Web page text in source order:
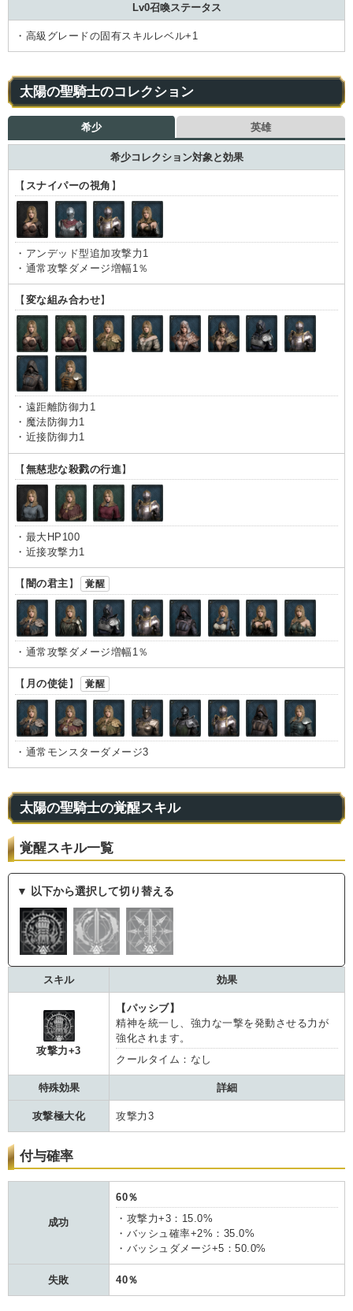
Lv0召喚ステータス
・高級グレードの固有スキルレベル+1
太陽の聖騎士のコレクション
希少 英雄
希少コレクション対象と効果
【 スナイパーの視角 】
・アンデッド型追加攻撃力1
・通常攻撃ダメージ増幅1％
【 変な組み合わせ】
・遠距離防御力1
・魔法防御力1
・近接防御力1
【 無慈悲な殺戮の行進】
・最大HP100
・近接攻撃力1
【 闇の君主 】 覚醒
・通常攻撃ダメージ増幅1％
【 月の使徒 】 覚醒
・通常モンスターダメージ3
太陽の聖騎士の覚醒スキル
覚醒スキル一覧
▼ 以下から選択して切り替える
スキル 効果
攻撃力+3
【パッシブ】
精神を統一し、強力な一撃を発動させる力が
強化されます。
クールタイム：なし
特殊効果 詳細
攻撃極大化 攻撃力3
付与確率
成功
60％
・攻撃力+3：15.0%
・バッシュ確率+2%：35.0%
・バッシュダメージ+5：50.0%
失敗 40％